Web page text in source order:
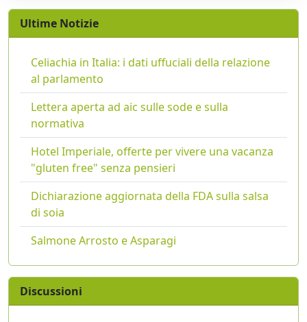
Ultime Notizie
Celiachia in Italia: i dati uffuciali della relazione
al parlamento
Lettera aperta ad aic sulle sode e sulla
normativa
Hotel Imperiale, offerte per vivere una vacanza
"gluten free" senza pensieri
Dichiarazione aggiornata della FDA sulla salsa
di soia
Salmone Arrosto e Asparagi
Discussioni